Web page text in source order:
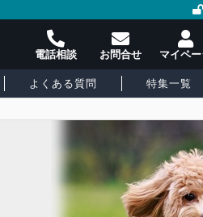
よくある質問 特集一覧